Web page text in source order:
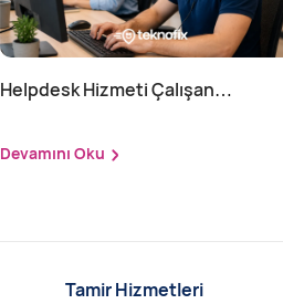
Helpdesk Hizmeti Çalışan
Devamını Oku
Tamir Hizmetleri